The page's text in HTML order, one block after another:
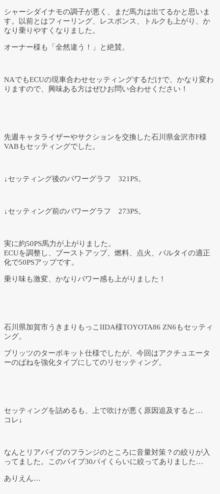
シャーシダイナモの調子が悪く、まだ馬力は出てるかと思いま
す。以前とはフィーリング、レスポンス、トルクも上がり、か
なり乗りやすくなりました。
オーナー様も「全然違う！」と絶賛。
NAでもECUの現車合わせセッティングするだけで、かなり変わ
りますので、興味ある方はぜひお問い合わせください！
先週キャタライザーやサクションを交換した石川県金沢市F様
VABもセッティングでした。
↓セッティング後のパワーグラフ 321PS。
↓セッティング前のパワーグラフ 273PS。
実に約50PS馬力が上がりました。
ECUを調整し、ブーストアップ、燃料、点火、バルタイの適正
化で50PSアップです。
乗り味も激変、かなりパワー感も上がりました！
石川県加賀市うきまりもっこIIDA様TOYOTA86 ZN6もセッティ
ング。
ブリッツのターボキット仕様でしたが、今回はアクチュエータ
ーのばねを強化タイプにしてのリセッティング。
セッティングを詰めるも、上で吹けが悪く原因追及すると…
コレ↓
なんとリアパイプのフランジのところに音量対策？の絞りが入
ってました。このパイプ30パイくらいに絞ってありました…
ありえん…